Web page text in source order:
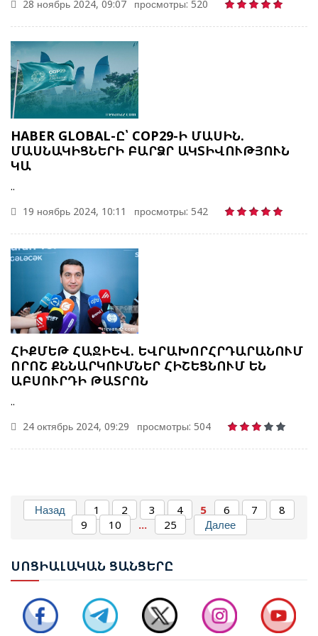
28 ноябрь 2024, 09:07 просмотры: 520
HABER GLOBAL-Ը՝ COP29-Ի ՄԱՍԻՆ.
ՄԱՍՆԱԿԻՑՆԵՐԻ ԲԱՐՁՐ ԱԿՏԻՎՈՒԹՅՈՒՆ
ԿԱ
..
19 ноябрь 2024, 10:11
просмотры: 542
ՀԻՔՄԵԹ ՀԱՋԻԵՎ. ԵՎՐԱԽՈՐՀՐԴԱՐԱՆՈՒՄ
ՈՐՈՇ ՔՆՆԱՐԿՈՒՄՆԵՐ ՀԻՇԵՑՆՈՒՄ ԵՆ
ԱԲՍՈՒՐԴԻ ԹԱՏՐՈՆ
..
24 октябрь 2024, 09:29
просмотры: 504
Назад 1 2 3 4 5 6 7
8
9
10 ... 25 Далее
ՍՈՑԻԱԼԱԿԱՆ ՑԱՆՑԵՐԸ
ՆԱԽԱԳԱՀ ՎԱՀԱԳՆ ԽԱՉԱՏՈՒՐՅԱՆԸ ՍՏՈՐԱԳՐԵՑ
ՄԱՍԻՆ ՀՐԱՄԱՆԱԳԻՐԸ
ԻԼՀԱՄ ԱԼԻԵՎ. ԿԵՆՏՐՈՆԱԿԱՆ ԱՍԻԱՅԻ ԵՐԿՐՆԵՐԻ